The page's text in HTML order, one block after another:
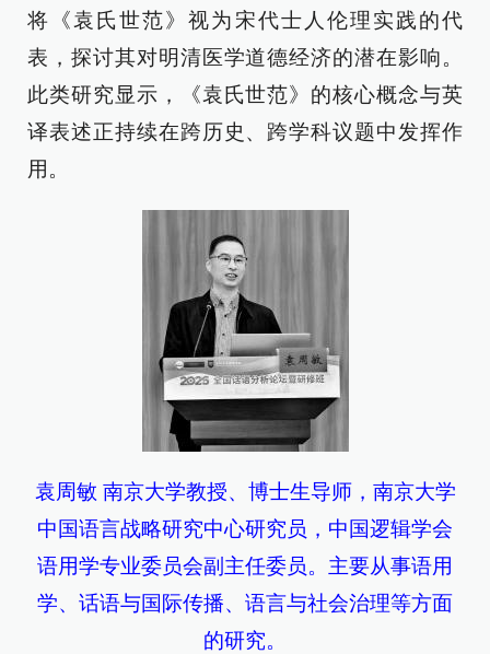
将《袁氏世范》视为宋代士人伦理实践的代
表，探讨其对明清医学道德经济的潜在影响。
此类研究显示，《袁氏世范》的核心概念与英
译表述正持续在跨历史、跨学科议题中发挥作
用。
袁周敏 南京大学教授、博士生导师，南京大学
中国语言战略研究中心研究员，中国逻辑学会
语用学专业委员会副主任委员。主要从事语用
学、话语与国际传播、语言与社会治理等方面
的研究。